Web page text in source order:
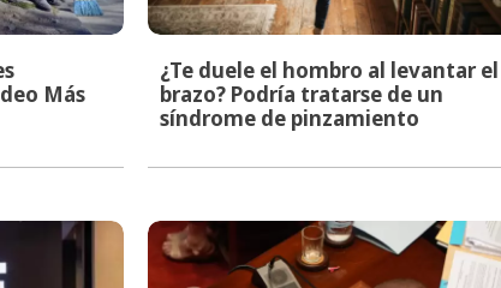
Más
¿Te duele el hombro al levantar el
brazo? Podría tratarse de un
síndrome de pinzamiento